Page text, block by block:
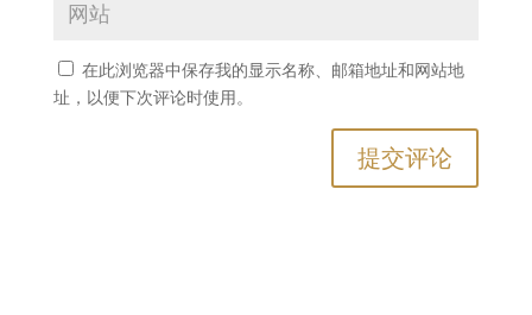
在此浏览器中保存我的显示名称、邮箱地址和网站地
址，以便下次评论时使用。